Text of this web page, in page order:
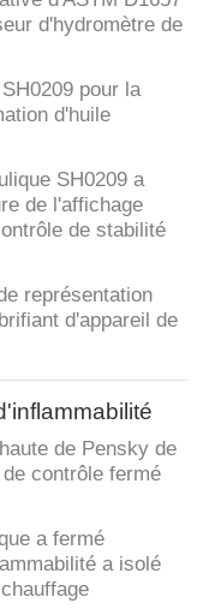
d'hydromètre de
pour la
d'huile
SH0209 a
de l'affichage
de stabilité
représentation
d'appareil de
de Pensky de
contrôle fermé
a fermé
a isolé